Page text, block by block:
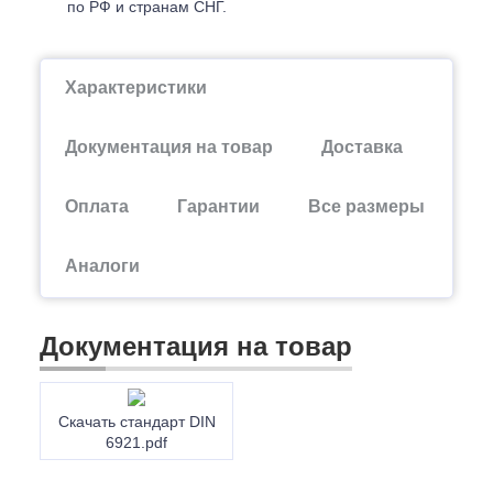
по РФ и странам СНГ.
Характеристики
Документация на товар Доставка
Оплата Гарантии Все размеры
Аналоги
Документация на товар
Скачать стандарт DIN
6921.pdf